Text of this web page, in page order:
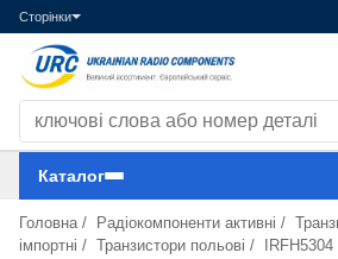
Сторінки
Пошук компонентів
Каталог
Головна / Радіокомпоненти активні /
імпортні / Транзистори польові / IRFH5304